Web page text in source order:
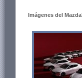
Imágenes del